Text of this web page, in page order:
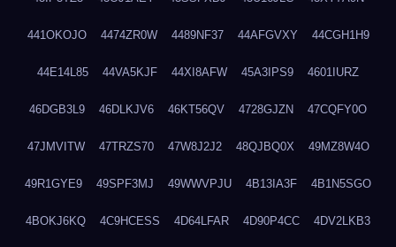
441OKOJO 4474ZR0W 4489NF37 44AFGVXY 44CGH1H9
44E14L85 44VA5KJF 44XI8AFW 45A3IPS9 4601IURZ
46DGB3L9 46DLKJV6 46KT56QV 4728GJZN 47CQFY0O
47JMVITW 47TRZS70 47W8J2J2 48QJBQ0X 49MZ8W4O
49R1GYE9 49SPF3MJ 49WWVPJU 4B13IA3F 4B1N5SGO
4BOKJ6KQ 4C9HCESS 4D64LFAR 4D90P4CC 4DV2LKB3